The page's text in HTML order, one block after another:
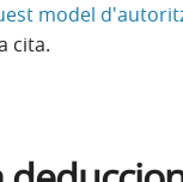
model
cita.